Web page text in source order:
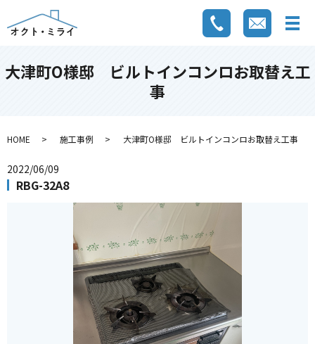
大津町O様邸 ビルトインコンロお取替え工
事
HOME 施工事例 大津町O様邸 ビルトインコンロお取替え工事
2022/06/09
RBG-32A8